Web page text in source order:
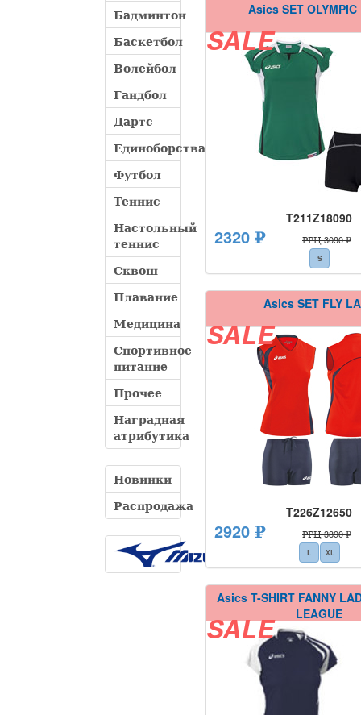
Бадминтон
Баскетбол
Волейбол
Гандбол
Дартс
Единоборства
Футбол
Теннис
Настольный
теннис
Сквош
Плавание
Медицина
Спортивное
питание
Прочее
Наградная
атрибутика
Новинки
Распродажа
Asics SET OLYMPIC
SALE
T211Z18090
2320 ₽ РРЦ 3090 ₽
S
Asics SET FLY
SALE
T226Z12650
2920 ₽ РРЦ 3890 ₽
L XL
Asics T-SHIRT FANNY
LEAGUE
SALE